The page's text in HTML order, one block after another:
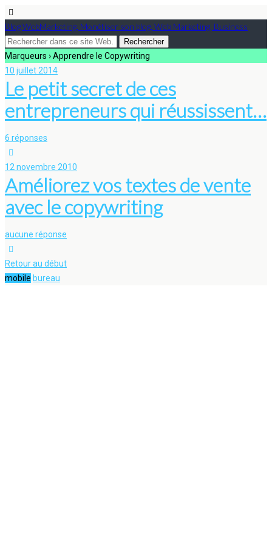
Blog WebMarketing, Monétiser son blog, Web Marketing, Business
Marqueurs › Apprendre le Copywriting
10 juillet 2014
Le petit secret de ces
entrepreneurs qui réussissent…
6 réponses
12 novembre 2010
Améliorez vos textes de vente
avec le copywriting
aucune réponse
Retour au début
mobile bureau